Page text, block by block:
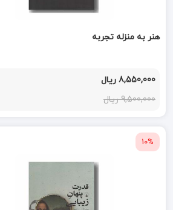
هنر به منزله تجربه
8,550,000 ریال
9,500,000 ریال
10%